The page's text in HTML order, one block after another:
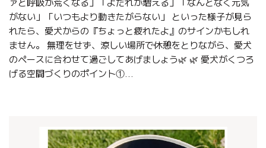
がない」「いつもより動きたがらない」 といった様子が見ら
れたら、愛犬からの『ちょっと疲れたよ』のサインかもしれ
ません。 無理をせず、涼しい場所で休憩をとりながら、愛犬
のペースに合わせて過ごしてあげましょう🌿 🌿 愛犬がくつろ
げる空間づくりのポイント①...